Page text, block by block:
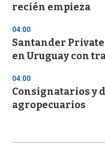
recién empieza
04:00
Santander
en Uruguay con
04:00
Consignatarios y
agropecuarios